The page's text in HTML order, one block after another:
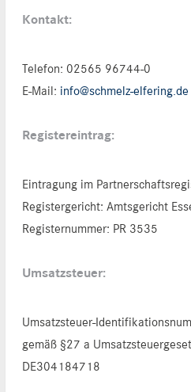
Kontakt:
Telefon: 02565 96744-0
E-Mail: info@schmelz-elfering.de
Registereintrag:
Eintragung im
Registergericht: Amtsgericht
Registernummer: PR 3535
Umsatzsteuer:
Umsatzsteuer-
gemäß §27 a
DE304184718